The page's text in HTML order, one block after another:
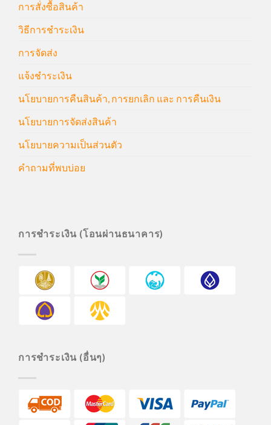
การสั่งซื้อสินค้า
วิธีการชำระเงิน
การจัดส่ง
แจ้งชำระเงิน
นโยบายการคืนสินค้า, การยกเลิก และ การคืนเงิน
นโยบายการจัดส่งสินค้า
นโยบายความเป็นส่วนตัว
คำถามที่พบบ่อย
การชำระเงิน (โอนผ่านธนาคาร)
การชำระเงิน (อื่นๆ)